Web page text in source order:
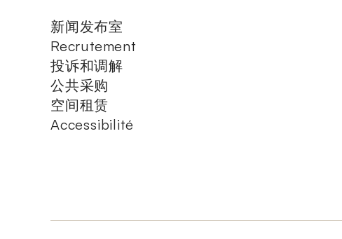
新闻发布室
Recrutement
投诉和调解
公共采购
空间租赁
Accessibilité